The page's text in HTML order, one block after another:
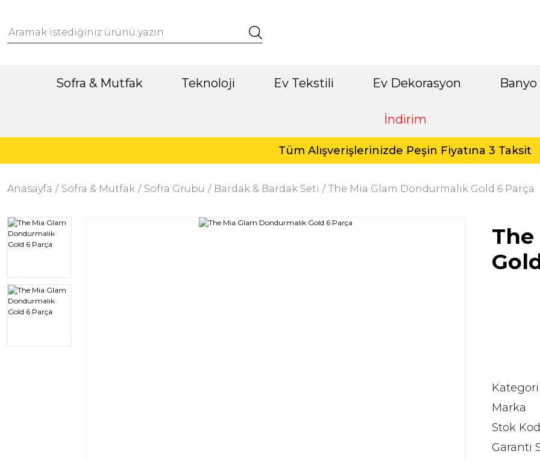
Sofra & Mutfak Teknoloji Ev Tekstili Ev Dekorasyon Banyo
İndirim
Tüm Alışverişlerinizde Peşin Fiyatına 3 Taksit
Anasayfa Sofra & Mutfak Sofra Grubu Bardak & Bardak Seti The Mia Glam Dondurmalık Gold 6 Parça
The
Kategori
Marka
Stok
Garanti